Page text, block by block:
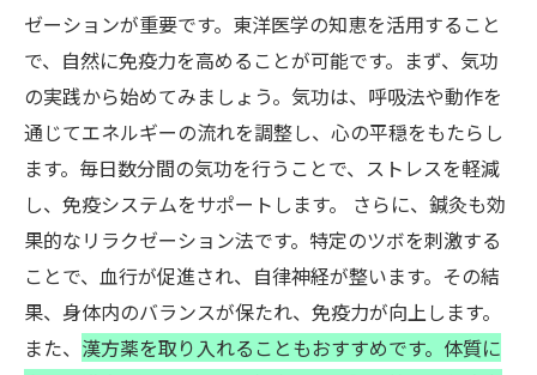
ゼーションが重要です。東洋医学の知恵を活用すること
で、自然に免疫力を高めることが可能です。まず、気功
の実践から始めてみましょう。気功は、呼吸法や動作を
通じてエネルギーの流れを調整し、心の平穏をもたらし
ます。毎日数分間の気功を行うことで、ストレスを軽減
し、免疫システムをサポートします。 さらに、鍼灸も効
果的なリラクゼーション法です。特定のツボを刺激する
ことで、血行が促進され、自律神経が整います。その結
果、身体内のバランスが保たれ、免疫力が向上します。
また、 漢方薬を取り入れることもおすすめです。体質に